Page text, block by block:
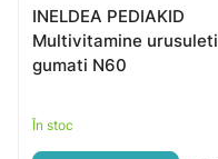
INELDEA PEDIAKID
Multivitamine urusuleti
gumati N60
În stoc